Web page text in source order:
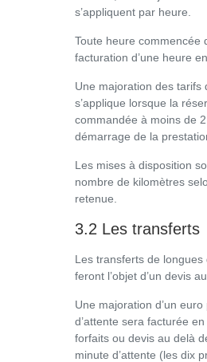
s’appliquent par heure.
Toute heure commencée
facturation d’une heure
Une majoration des tarifs
s’applique lorsque la
commandée à moins de
démarrage de la
Les mises à disposition
nombre de kilomètres
retenue.
3.2 Les transferts
Les transferts de longues
feront l’objet d’un devis
Une majoration d’un
d’attente sera facturée
forfaits ou devis au delà
minute d’attente (les dix